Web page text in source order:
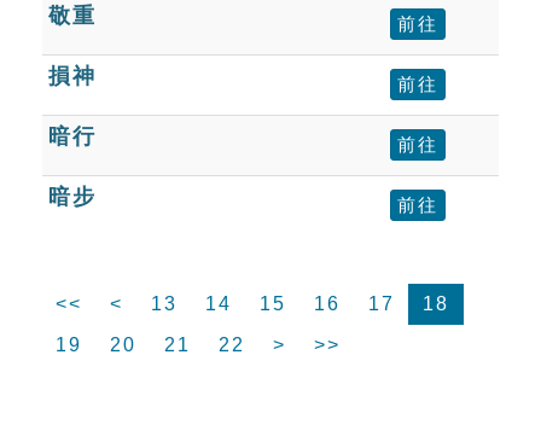
敬重 前往
損神 前往
暗行 前往
暗步 前往
<< < 13 14 15 16 17
18
19
20 21 22 > >>